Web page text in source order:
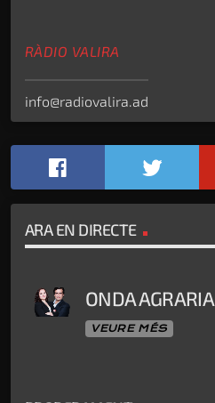
RÀDIO VALIRA
info@radiovalira.ad
ARA EN DIRECTE
ONDA AGRARIA
VEURE MÉS